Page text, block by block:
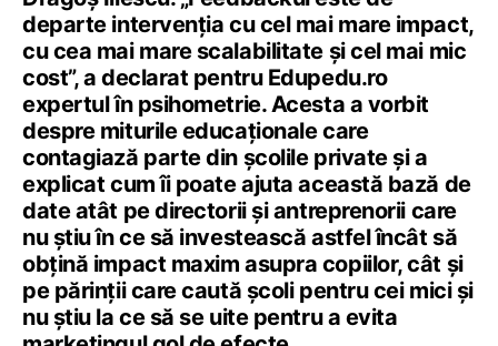
departe intervenția cu cel mai mare impact,
cu cea mai mare scalabilitate și cel mai mic
cost”, a declarat pentru Edupedu.ro
expertul în psihometrie. Acesta a vorbit
despre miturile educaționale care
contagiază parte din școlile private și a
explicat cum îi poate ajuta această bază de
date atât pe directorii și antreprenorii care
nu știu în ce să investească astfel încât să
obțină impact maxim asupra copiilor, cât și
pe părinții care caută școli pentru cei mici și
nu știu la ce să se uite pentru a evita